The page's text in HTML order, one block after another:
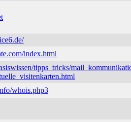
index.html
tipps_tricks/
whois.php3